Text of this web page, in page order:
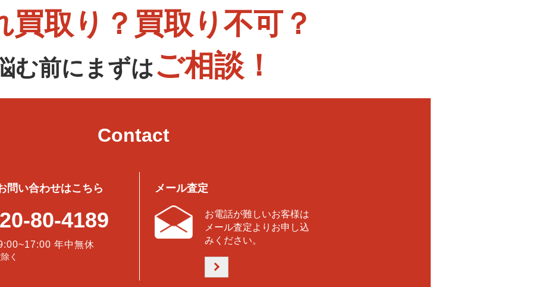
買取り？買取り不可？
む前にまずはご相談！
Contact
問い合わせはこちら
80-4189
年中無休
く
メール査定
お電話が難しいお客様は
メール査定よりお申し込
みください。